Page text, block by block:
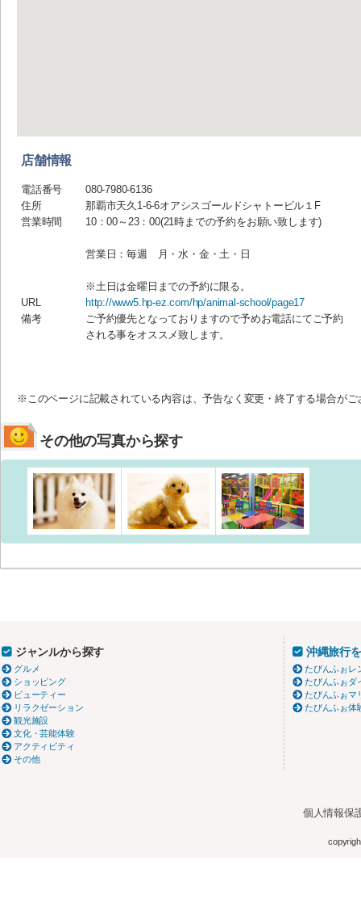
店舗情報
電話番号
080-7980-6136
住所
那覇市天久1-6-6オアシスゴールドシャトービル１F
営業時間
10：00～23：00(21時までの予約をお願い致します)
営業日：毎週 月・水・金・土・日
※土日は金曜日までの予約に限る。
URL
http://www5.hp-ez.com/hp/animal-school/page17
備考
ご予約優先となっておりますので予めお電話にてご予約
される事をオススメ致します。
※このページに記載されている内容は、予告なく変更・終了する場合が
その他の写真から探す
ジャンルから探す
グルメ
ショッピング
ビューティー
リラクゼーション
観光施設
文化・芸能体験
アクティビティ
その他
沖縄旅行
たびんふぉレ
たびんふぉダ
たびんふぉマ
たびんふぉ体
個人情報保